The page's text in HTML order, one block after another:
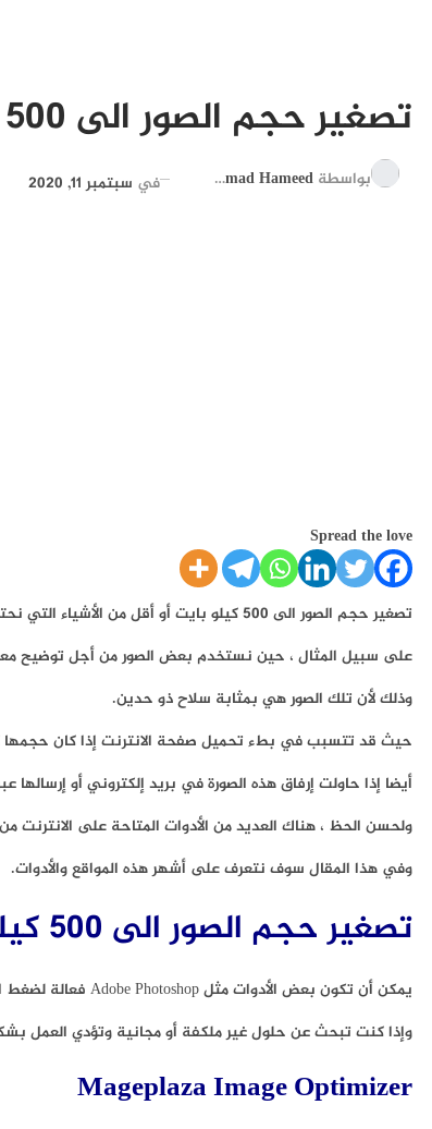
تصغير حجم الصور الى 500 كيلو بايت
بواسطة Ahmad Hameed في سبتمبر 11, 2020
Spread the love
تصغير حجم الصور الى 500 كيلو بايت أو أقل من الأشياء التي نحتاج جميعا إلى القيام بها في العديد من المناسبات المختلفة.
على سبيل المثال ، حين نستخدم بعض الصور من أجل توضيح
وذلك لأن تلك الصور هي بمثابة سلاح ذو حدين.
حيث قد تتسبب في بطء تحميل صفحة الانترنت إذا كان حجمها
أيضا إذا حاولت إرفاق هذه الصورة في بريد إلكتروني أو
ولحسن الحظ ، هناك العديد من الأدوات المتاحة على
وفي هذا المقال سوف نتعرف على أشهر هذه المواقع والأدوات.
تصغير حجم الصور الى 500 كيلو بايت
يمكن أن تكون بعض الأدوات مثل Adobe Photoshop فعالة لضغط الصور ، ولكنها مكلفة للغاية وليست ضرورية.
وإذا كنت تبحث عن حلول غير ملكفة أو مجانية وتؤدي العمل
Mageplaza Image Optimizer